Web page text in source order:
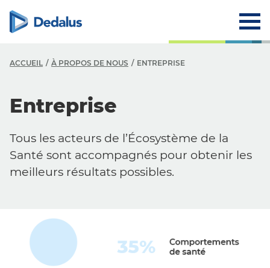
ACCUEIL À PROPOS DE NOUS ENTREPRISE
Entreprise
Tous les acteurs de l’Écosystème de la
Santé sont accompagnés pour obtenir les
meilleurs résultats possibles.